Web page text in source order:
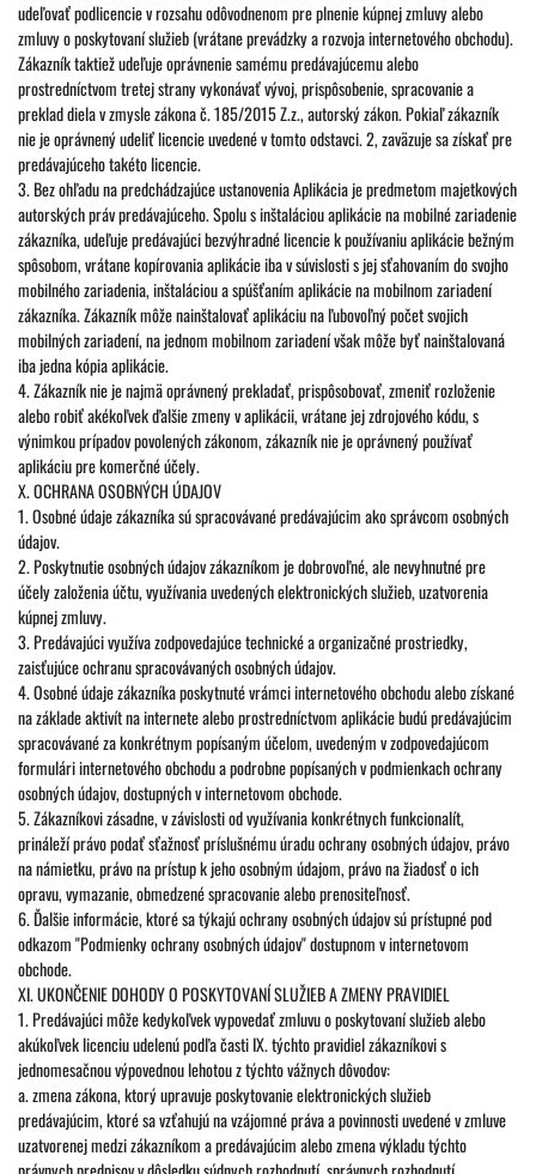
udeľovať podlicencie v rozsahu odôvodnenom pre plnenie kúpnej zmluvy alebo
zmluvy o poskytovaní služieb (vrátane prevádzky a rozvoja internetového obchodu).
Zákazník taktiež udeľuje oprávnenie samému predávajúcemu alebo
prostredníctvom tretej strany vykonávať vývoj, prispôsobenie, spracovanie a
preklad diela v zmysle zákona č. 185/2015 Z.z., autorský zákon. Pokiaľ zákazník
nie je oprávnený udeliť licencie uvedené v tomto odstavci. 2, zaväzuje sa získať pre
predávajúceho takéto licencie.
3. Bez ohľadu na predchádzajúce ustanovenia Aplikácia je predmetom majetkových
autorských práv predávajúceho. Spolu s inštaláciou aplikácie na mobilné zariadenie
zákazníka, udeľuje predávajúci bezvýhradné licencie k používaniu aplikácie bežným
spôsobom, vrátane kopírovania aplikácie iba v súvislosti s jej sťahovaním do svojho
mobilného zariadenia, inštaláciou a spúšťaním aplikácie na mobilnom zariadení
zákazníka. Zákazník môže nainštalovať aplikáciu na ľubovoľný počet svojich
mobilných zariadení, na jednom mobilnom zariadení však môže byť nainštalovaná
iba jedna kópia aplikácie.
4. Zákazník nie je najmä oprávnený prekladať, prispôsobovať, zmeniť rozloženie
alebo robiť akékoľvek ďalšie zmeny v aplikácii, vrátane jej zdrojového kódu, s
výnimkou prípadov povolených zákonom, zákazník nie je oprávnený používať
aplikáciu pre komerčné účely.
X. OCHRANA OSOBNÝCH ÚDAJOV
1. Osobné údaje zákazníka sú spracovávané predávajúcim ako správcom osobných
údajov.
2. Poskytnutie osobných údajov zákazníkom je dobrovoľné, ale nevyhnutné pre
účely založenia účtu, využívania uvedených elektronických služieb, uzatvorenia
kúpnej zmluvy.
3. Predávajúci využíva zodpovedajúce technické a organizačné prostriedky,
zaisťujúce ochranu spracovávaných osobných údajov.
4. Osobné údaje zákazníka poskytnuté vrámci internetového obchodu alebo získané
na základe aktivít na internete alebo prostredníctvom aplikácie budú predávajúcim
spracovávané za konkrétnym popísaným účelom, uvedeným v zodpovedajúcom
formulári internetového obchodu a podrobne popísaných v podmienkach ochrany
osobných údajov, dostupných v internetovom obchode.
5. Zákazníkovi zásadne, v závislosti od využívania konkrétnych funkcionalít,
prináleží právo podať sťažnosť príslušnému úradu ochrany osobných údajov, právo
na námietku, právo na prístup k jeho osobným údajom, právo na žiadosť o ich
opravu, vymazanie, obmedzené spracovanie alebo prenositeľnosť.
6. Ďalšie informácie, ktoré sa týkajú ochrany osobných údajov sú prístupné pod
odkazom "Podmienky ochrany osobných údajov" dostupnom v internetovom
obchode.
XI. UKONČENIE DOHODY O POSKYTOVANÍ SLUŽIEB A ZMENY PRAVIDIEL
1. Predávajúci môže kedykoľvek vypovedať zmluvu o poskytovaní služieb alebo
akúkoľvek licenciu udelenú podľa časti IX. týchto pravidiel zákazníkovi s
jednomesačnou výpovednou lehotou z týchto vážnych dôvodov:
a. zmena zákona, ktorý upravuje poskytovanie elektronických služieb
predávajúcim, ktoré sa vzťahujú na vzájomné práva a povinnosti uvedené v zmluve
uzatvorenej medzi zákazníkom a predávajúcim alebo zmena výkladu týchto